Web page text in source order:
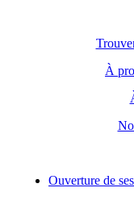
À
Ouverture de